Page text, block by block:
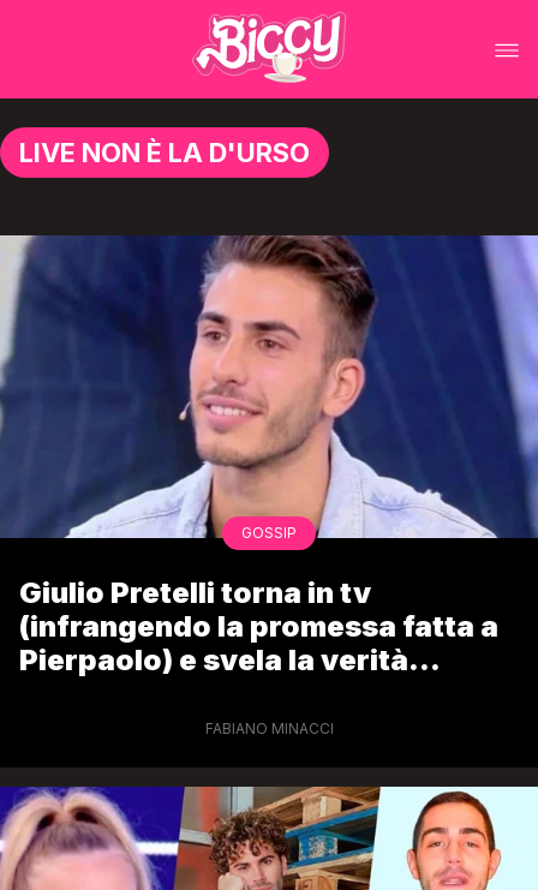
LIVE NON È LA D'URSO
GOSSIP
Giulio Pretelli torna in tv
(infrangendo la promessa fatta a
Pierpaolo) e svela la verità
FABIANO MINACCI